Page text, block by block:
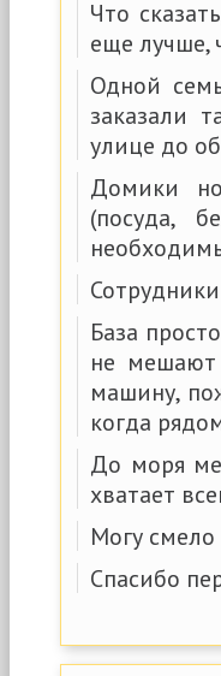
Что
еще лучше,
Одной
заказали
улице до
Домики
(посуда,
База
не мешают
машину,
когда
До моря
хватает
Могу
Спасибо